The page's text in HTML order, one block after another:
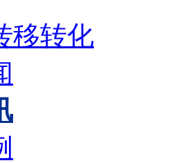
移转化